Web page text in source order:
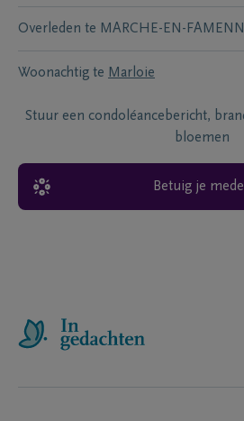
Overleden te MARCHE-EN-
Woonachtig te Marloie
Stuur een condoléancebericht,
bloemen
Betuig je